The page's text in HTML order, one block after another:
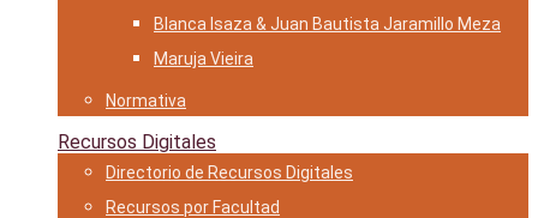
Blanca Isaza & Juan Bautista Jaramillo Meza
Maruja Vieira
Normativa
Recursos Digitales
Directorio de Recursos Digitales
Recursos por Facultad